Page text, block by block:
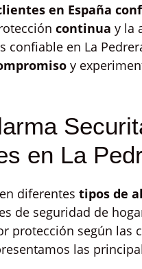
en España
continua y la
confiable en La
y
en La
diferentes tipos de
de seguridad de
protección según las
las